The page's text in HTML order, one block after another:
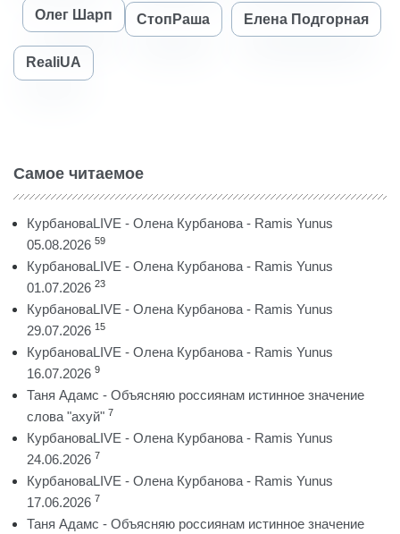
Олег Шарп СтопРаша Елена Подгорная
RealiUA
Самое читаемое
КурбановаLIVE - Олена Курбанова - Ramis Yunus
05.08.2026 59
КурбановаLIVE - Олена Курбанова - Ramis Yunus
01.07.2026 23
КурбановаLIVE - Олена Курбанова - Ramis Yunus
29.07.2026 15
КурбановаLIVE - Олена Курбанова - Ramis Yunus
16.07.2026 9
Таня Адамс - Объясняю россиянам истинное значение
слова "ахуй" 7
КурбановаLIVE - Олена Курбанова - Ramis Yunus
24.06.2026 7
КурбановаLIVE - Олена Курбанова - Ramis Yunus
17.06.2026 7
Таня Адамс - Объясняю россиянам истинное значение